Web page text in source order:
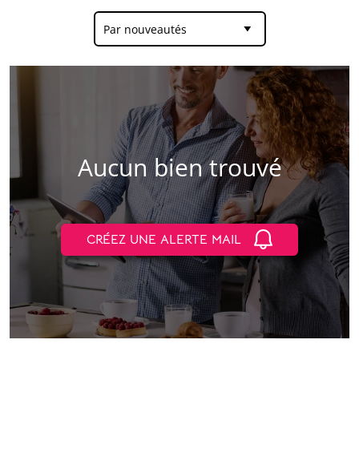
Par nouveautés
Aucun bien trouvé
CRÉEZ UNE ALERTE MAIL